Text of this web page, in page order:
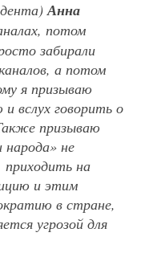
Анна
потом
забирали
а потом
я призываю
и вслух говорить о
призываю
не
на
и этим
в стране,
угрозой для